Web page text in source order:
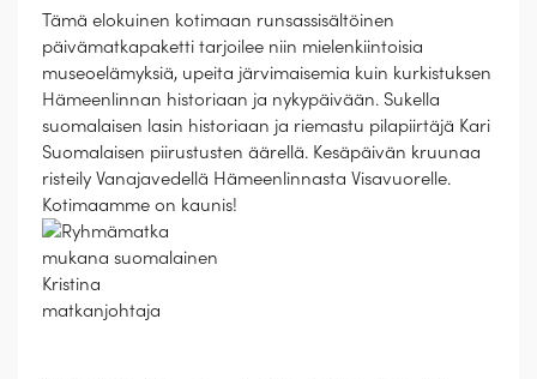
Tämä elokuinen kotimaan runsassisältöinen
päivämatkapaketti tarjoilee niin mielenkiintoisia
museoelämyksiä, upeita järvimaisemia kuin kurkistuksen
Hämeenlinnan historiaan ja nykypäivään. Sukella
suomalaisen lasin historiaan ja riemastu pilapiirtäjä Kari
Suomalaisen piirustusten äärellä. Kesäpäivän kruunaa
risteily Vanajavedellä Hämeenlinnasta Visavuorelle.
Kotimaamme on kaunis!